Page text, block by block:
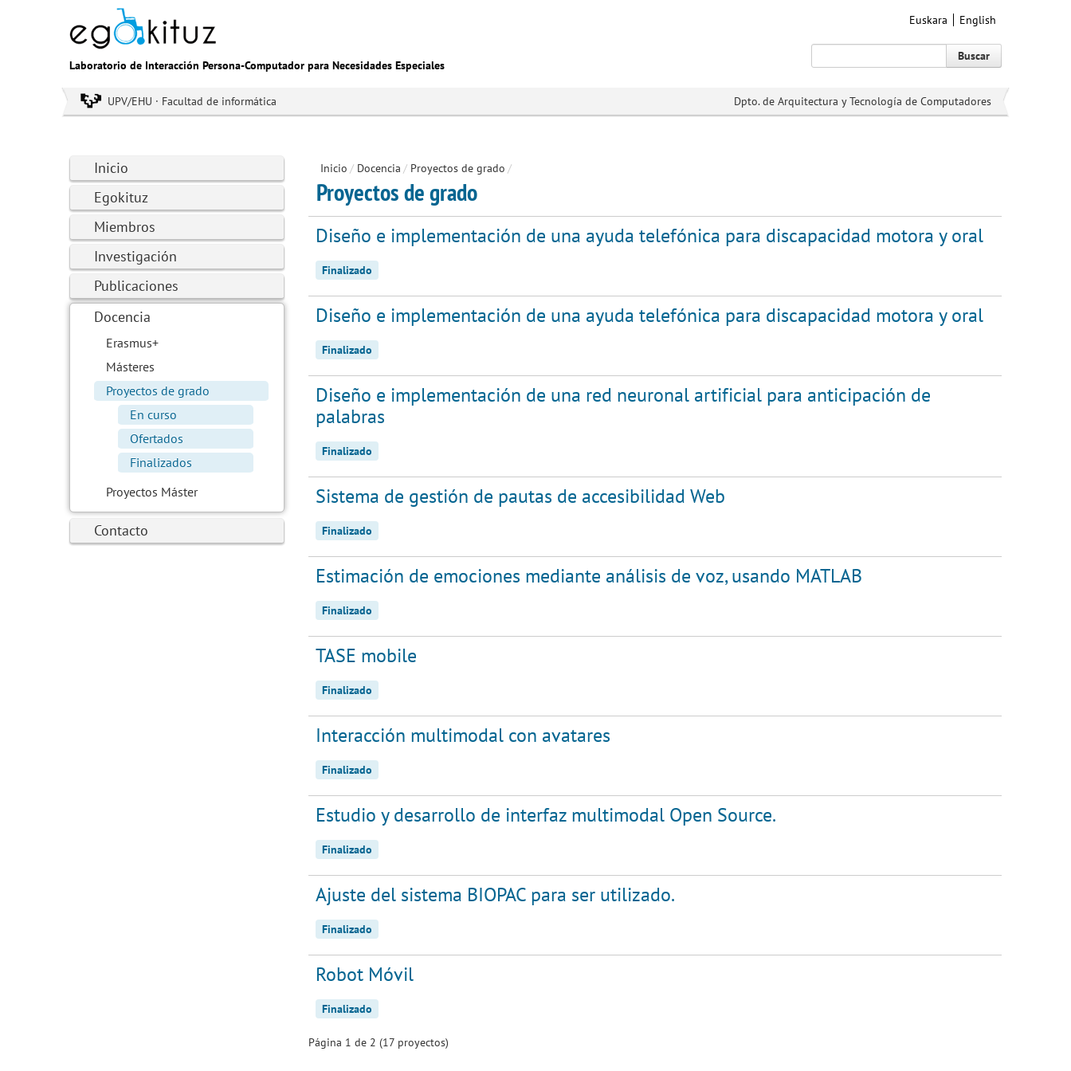
Laboratorio de Interacción Persona-Computador para Necesidades Especiales
Euskara English
Buscar
UPV/EHU · Facultad de informática Dpto. de Arquitectura y Tecnología de Computadores
Inicio
Egokituz
Miembros
Investigación
Publicaciones
Docencia
Erasmus+
Másteres
Proyectos de grado
En curso
Ofertados
Finalizados
Proyectos Máster
Contacto
Inicio / Docencia / Proyectos de grado /
Proyectos de grado
Diseño e implementación de una ayuda telefónica para discapacidad motora y oral
Finalizado
Diseño e implementación de una ayuda telefónica para discapacidad motora y oral
Finalizado
Diseño e implementación de una red neuronal artificial para anticipación de
palabras
Finalizado
Sistema de gestión de pautas de accesibilidad Web
Finalizado
Estimación de emociones mediante análisis de voz, usando MATLAB
Finalizado
TASE mobile
Finalizado
Interacción multimodal con avatares
Finalizado
Estudio y desarrollo de interfaz multimodal Open Source.
Finalizado
Ajuste del sistema BIOPAC para ser utilizado.
Finalizado
Robot Móvil
Finalizado
Página 1 de 2 (17 proyectos)